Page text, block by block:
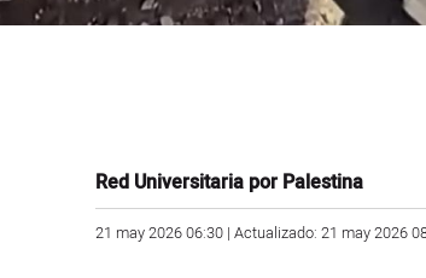
Red Universitaria por Palestina
21 may 2026 06:30 | Actualizado: 21 may 2026